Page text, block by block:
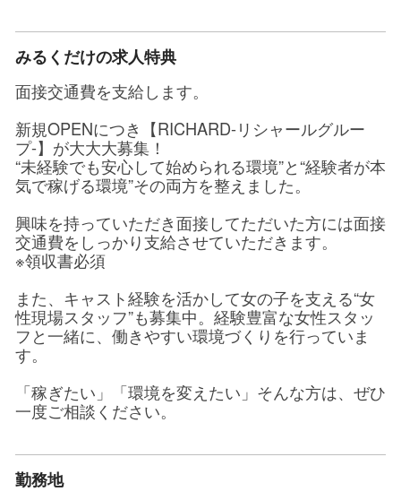
みるくだけの求人特典
面接交通費を支給します。
新規OPENにつき【RICHARD-リシャールグルー
プ-】が大大大募集！
“未経験でも安心して始められる環境”と“経験者が本
気で稼げる環境”その両方を整えました。
興味を持っていただき面接してただいた方には面接
交通費をしっかり支給させていただきます。
※領収書必須
また、キャスト経験を活かして女の子を支える“女
性現場スタッフ”も募集中。経験豊富な女性スタッ
フと一緒に、働きやすい環境づくりを行っていま
す。
「稼ぎたい」「環境を変えたい」そんな方は、ぜひ
一度ご相談ください。
勤務地